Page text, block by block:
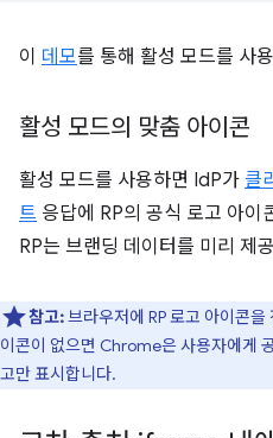
이 데모를 통해 활성 모드를 사
활성 모드의 맞춤 아이콘
활성 모드를 사용하면 IdP가 클
트 응답에 RP의 공식 로고 아이
RP는 브랜딩 데이터를 미리 제
참고:브라우저에 RP 로고 아이콘
이콘이 없으면 Chrome은 사용자에게
고만 표시합니다.